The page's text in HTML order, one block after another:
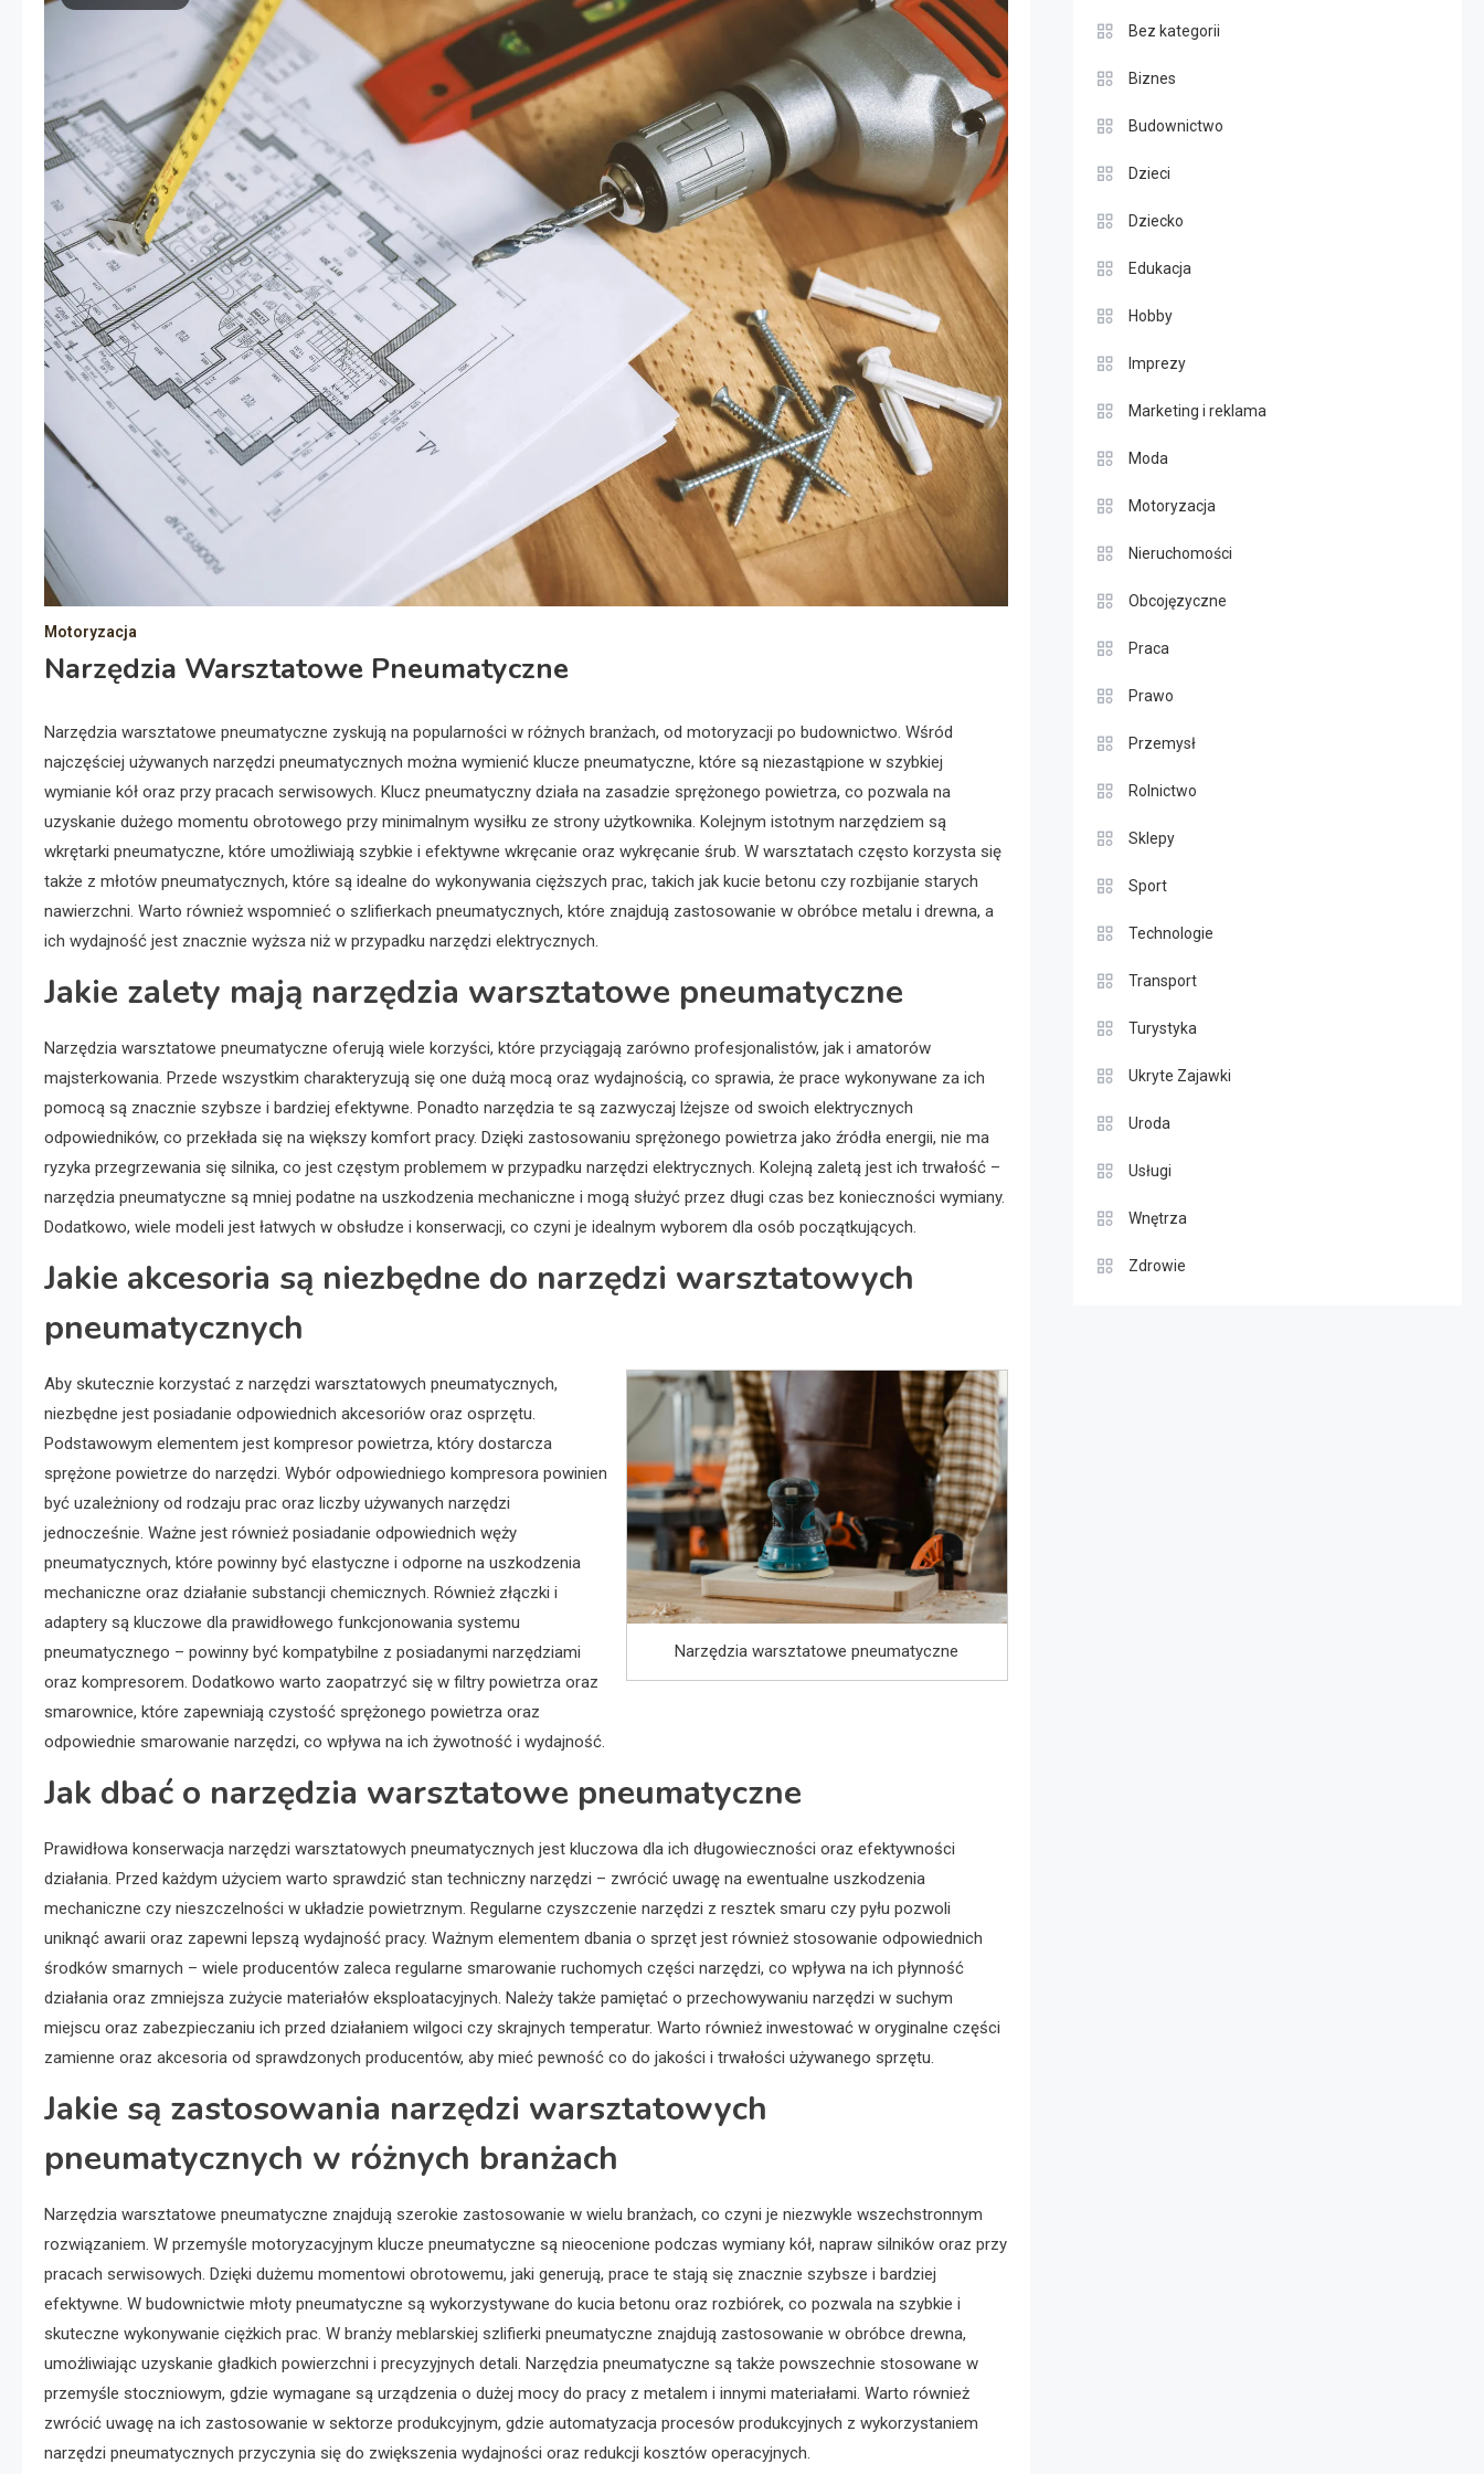
Motoryzacja
Narzędzia Warsztatowe Pneumatyczne
Narzędzia warsztatowe pneumatyczne zyskują na popularności w różnych branżach, od motoryzacji po budownictwo. Wśród
najczęściej używanych narzędzi pneumatycznych można wymienić klucze pneumatyczne, które są niezastąpione w szybkiej
wymianie kół oraz przy pracach serwisowych. Klucz pneumatyczny działa na zasadzie sprężonego powietrza, co pozwala na
uzyskanie dużego momentu obrotowego przy minimalnym wysiłku ze strony użytkownika. Kolejnym istotnym narzędziem są
wkrętarki pneumatyczne, które umożliwiają szybkie i efektywne wkręcanie oraz wykręcanie śrub. W warsztatach często korzysta się
także z młotów pneumatycznych, które są idealne do wykonywania cięższych prac, takich jak kucie betonu czy rozbijanie starych
nawierzchni. Warto również wspomnieć o szlifierkach pneumatycznych, które znajdują zastosowanie w obróbce metalu i drewna, a
ich wydajność jest znacznie wyższa niż w przypadku narzędzi elektrycznych.
Jakie zalety mają narzędzia warsztatowe pneumatyczne
Narzędzia warsztatowe pneumatyczne oferują wiele korzyści, które przyciągają zarówno profesjonalistów, jak i amatorów
majsterkowania. Przede wszystkim charakteryzują się one dużą mocą oraz wydajnością, co sprawia, że prace wykonywane za ich
pomocą są znacznie szybsze i bardziej efektywne. Ponadto narzędzia te są zazwyczaj lżejsze od swoich elektrycznych
odpowiedników, co przekłada się na większy komfort pracy. Dzięki zastosowaniu sprężonego powietrza jako źródła energii, nie ma
ryzyka przegrzewania się silnika, co jest częstym problemem w przypadku narzędzi elektrycznych. Kolejną zaletą jest ich trwałość –
narzędzia pneumatyczne są mniej podatne na uszkodzenia mechaniczne i mogą służyć przez długi czas bez konieczności wymiany.
Dodatkowo, wiele modeli jest łatwych w obsłudze i konserwacji, co czyni je idealnym wyborem dla osób początkujących.
Jakie akcesoria są niezbędne do narzędzi warsztatowych
pneumatycznych
Narzędzia warsztatowe pneumatyczne
Aby skutecznie korzystać z narzędzi warsztatowych pneumatycznych,
niezbędne jest posiadanie odpowiednich akcesoriów oraz osprzętu.
Podstawowym elementem jest kompresor powietrza, który dostarcza
sprężone powietrze do narzędzi. Wybór odpowiedniego kompresora powinien
być uzależniony od rodzaju prac oraz liczby używanych narzędzi
jednocześnie. Ważne jest również posiadanie odpowiednich węży
pneumatycznych, które powinny być elastyczne i odporne na uszkodzenia
mechaniczne oraz działanie substancji chemicznych. Również złączki i
adaptery są kluczowe dla prawidłowego funkcjonowania systemu
pneumatycznego – powinny być kompatybilne z posiadanymi narzędziami
oraz kompresorem. Dodatkowo warto zaopatrzyć się w filtry powietrza oraz
smarownice, które zapewniają czystość sprężonego powietrza oraz
odpowiednie smarowanie narzędzi, co wpływa na ich żywotność i wydajność.
Jak dbać o narzędzia warsztatowe pneumatyczne
Prawidłowa konserwacja narzędzi warsztatowych pneumatycznych jest kluczowa dla ich długowieczności oraz efektywności
działania. Przed każdym użyciem warto sprawdzić stan techniczny narzędzi – zwrócić uwagę na ewentualne uszkodzenia
mechaniczne czy nieszczelności w układzie powietrznym. Regularne czyszczenie narzędzi z resztek smaru czy pyłu pozwoli
uniknąć awarii oraz zapewni lepszą wydajność pracy. Ważnym elementem dbania o sprzęt jest również stosowanie odpowiednich
środków smarnych – wiele producentów zaleca regularne smarowanie ruchomych części narzędzi, co wpływa na ich płynność
działania oraz zmniejsza zużycie materiałów eksploatacyjnych. Należy także pamiętać o przechowywaniu narzędzi w suchym
miejscu oraz zabezpieczaniu ich przed działaniem wilgoci czy skrajnych temperatur. Warto również inwestować w oryginalne części
zamienne oraz akcesoria od sprawdzonych producentów, aby mieć pewność co do jakości i trwałości używanego sprzętu.
Jakie są zastosowania narzędzi warsztatowych
pneumatycznych w różnych branżach
Narzędzia warsztatowe pneumatyczne znajdują szerokie zastosowanie w wielu branżach, co czyni je niezwykle wszechstronnym
rozwiązaniem. W przemyśle motoryzacyjnym klucze pneumatyczne są nieocenione podczas wymiany kół, napraw silników oraz przy
pracach serwisowych. Dzięki dużemu momentowi obrotowemu, jaki generują, prace te stają się znacznie szybsze i bardziej
efektywne. W budownictwie młoty pneumatyczne są wykorzystywane do kucia betonu oraz rozbiórek, co pozwala na szybkie i
skuteczne wykonywanie ciężkich prac. W branży meblarskiej szlifierki pneumatyczne znajdują zastosowanie w obróbce drewna,
umożliwiając uzyskanie gładkich powierzchni i precyzyjnych detali. Narzędzia pneumatyczne są także powszechnie stosowane w
przemyśle stoczniowym, gdzie wymagane są urządzenia o dużej mocy do pracy z metalem i innymi materiałami. Warto również
zwrócić uwagę na ich zastosowanie w sektorze produkcyjnym, gdzie automatyzacja procesów produkcyjnych z wykorzystaniem
narzędzi pneumatycznych przyczynia się do zwiększenia wydajności oraz redukcji kosztów operacyjnych.
Bez kategorii
Biznes
Budownictwo
Dzieci
Dziecko
Edukacja
Hobby
Imprezy
Marketing i reklama
Moda
Motoryzacja
Nieruchomości
Obcojęzyczne
Praca
Prawo
Przemysł
Rolnictwo
Sklepy
Sport
Technologie
Transport
Turystyka
Ukryte Zajawki
Uroda
Usługi
Wnętrza
Zdrowie